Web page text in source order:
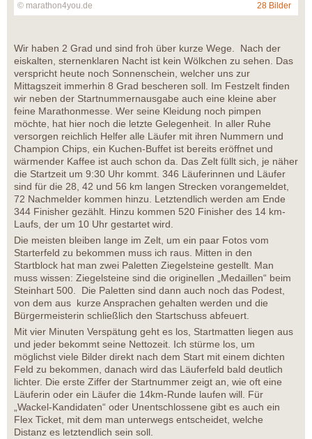
© marathon4you.de 28 Bilder
Wir haben 2 Grad und sind froh über kurze Wege. Nach der
eiskalten, sternenklaren Nacht ist kein Wölkchen zu sehen. Das
verspricht heute noch Sonnenschein, welcher uns zur
Mittagszeit immerhin 8 Grad bescheren soll. Im Festzelt finden
wir neben der Startnummernausgabe auch eine kleine aber
feine Marathonmesse. Wer seine Kleidung noch pimpen
möchte, hat hier noch die letzte Gelegenheit. In aller Ruhe
versorgen reichlich Helfer alle Läufer mit ihren Nummern und
Champion Chips, ein Kuchen-Buffet ist bereits eröffnet und
wärmender Kaffee ist auch schon da. Das Zelt füllt sich, je näher
die Startzeit um 9:30 Uhr kommt. 346 Läuferinnen und Läufer
sind für die 28, 42 und 56 km langen Strecken vorangemeldet,
72 Nachmelder kommen hinzu. Letztendlich werden am Ende
344 Finisher gezählt. Hinzu kommen 520 Finisher des 14 km-
Laufs, der um 10 Uhr gestartet wird.
Die meisten bleiben lange im Zelt, um ein paar Fotos vom
Starterfeld zu bekommen muss ich raus. Mitten in den
Startblock hat man zwei Paletten Ziegelsteine gestellt. Man
muss wissen: Ziegelsteine sind die originellen „Medaillen“ beim
Steinhart 500. Die Paletten sind dann auch noch das Podest,
von dem aus kurze Ansprachen gehalten werden und die
Bürgermeisterin schließlich den Startschuss abfeuert.
Mit vier Minuten Verspätung geht es los, Startmatten liegen aus
und jeder bekommt seine Nettozeit. Ich stürme los, um
möglichst viele Bilder direkt nach dem Start mit einem dichten
Feld zu bekommen, danach wird das Läuferfeld bald deutlich
lichter. Die erste Ziffer der Startnummer zeigt an, wie oft eine
Läuferin oder ein Läufer die 14km-Runde laufen will. Für
„Wackel-Kandidaten“ oder Unentschlossene gibt es auch ein
Flex Ticket, mit dem man unterwegs entscheidet, welche
Distanz es letztendlich sein soll.